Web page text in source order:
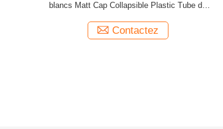
transparent de tête d'impression d'écran en
Contactez